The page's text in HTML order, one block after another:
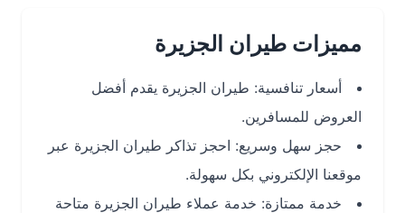
مميزات طيران الجزيرة
أسعار تنافسية: طيران الجزيرة يقدم أفضل
العروض للمسافرين.
حجز سهل وسريع: احجز تذاكر طيران الجزيرة عبر
موقعنا الإلكتروني بكل سهولة.
خدمة ممتازة: خدمة عملاء طيران الجزيرة متاحة